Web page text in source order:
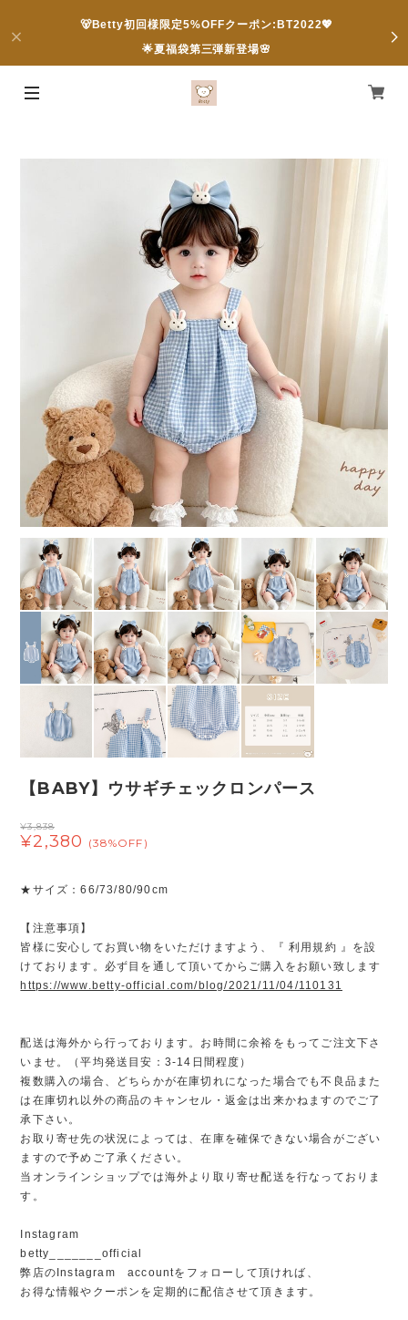
🐻Betty初回様限定5%OFFクーポン:BT2022💖
🌟夏福袋第三弾新登場🌸
【BABY】ウサギチェックロンパース
¥3,838
¥2,380 (38%OFF)
★サイズ：66/73/80/90cm
【注意事項】
皆様に安心してお買い物をいただけますよう、『 利用規約 』を設
けております。必ず目を通して頂いてからご購入をお願い致します
https://www.betty-official.com/blog/2021/11/04/110131
配送は海外から行っております。お時間に余裕をもってご注文下さ
いませ。（平均発送目安：3-14日間程度）
複数購入の場合、どちらかが在庫切れになった場合でも不良品また
は在庫切れ以外の商品のキャンセル・返金は出来かねますのでご了
承下さい。
お取り寄せ先の状況によっては、在庫を確保できない場合がござい
ますので予めご了承ください。
当オンラインショップでは海外より取り寄せ配送を行なっておりま
す。
Instagram
betty_______official
弊店のInstagram accountをフォローして頂ければ、
お得な情報やクーポンを定期的に配信させて頂きます。